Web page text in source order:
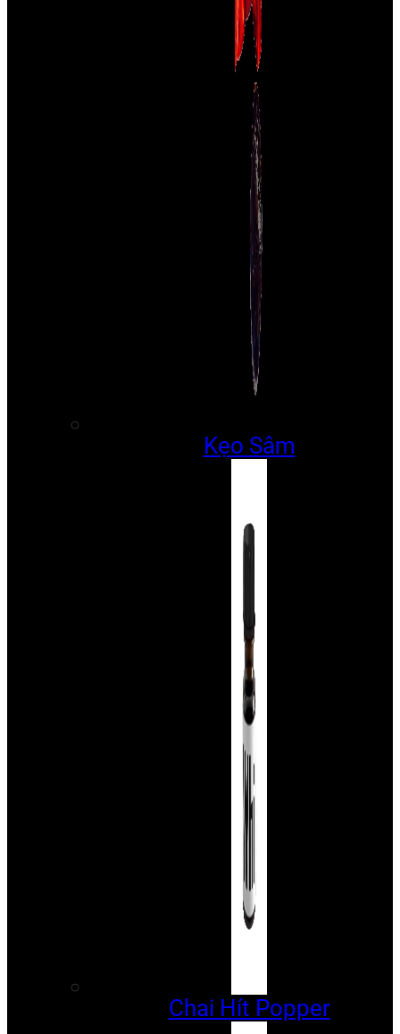
Kẹo Sâm
Chai Hít Popper